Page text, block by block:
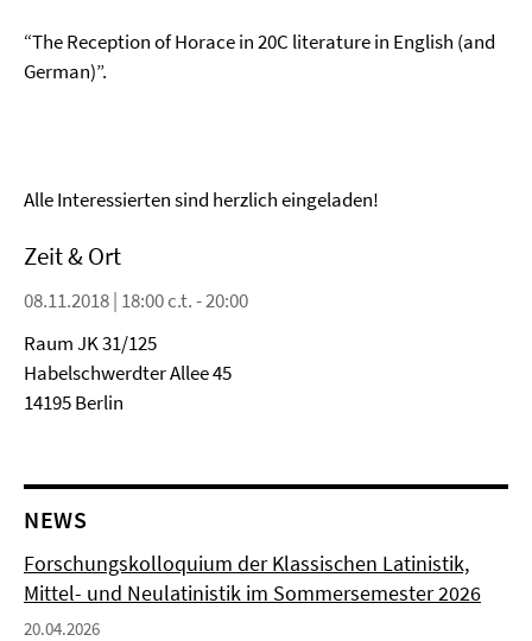
“The Reception of Horace in 20C literature in English (and
German)”.
Alle Interessierten sind herzlich eingeladen!
Zeit & Ort
08.11.2018 | 18:00 c.t. - 20:00
Raum JK 31/125
Habelschwerdter Allee 45
14195 Berlin
NEWS
Forschungskolloquium der Klassischen Latinistik,
Mittel- und Neulatinistik im Sommersemester 2026
20.04.2026